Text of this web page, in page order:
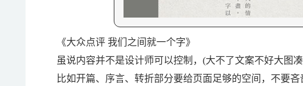
《大众点评 我们之间就一个字》
虽说内容并不是设计师可以控制，(大不了文案不好大图凑
比如开篇、序言、转折部分要给页面足够的空间，不要吝